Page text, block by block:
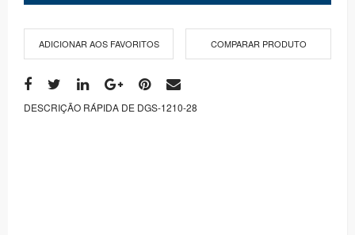
ADICIONAR AOS FAVORITOS COMPARAR PRODUTO
DESCRIÇÃO RÁPIDA DE DGS-1210-28